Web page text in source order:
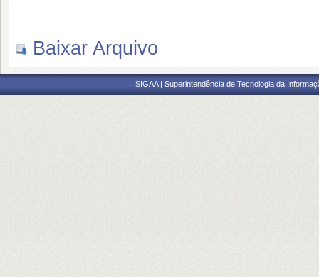
Baixar Arquivo
SIGAA | Superintendência de Tecnologia da